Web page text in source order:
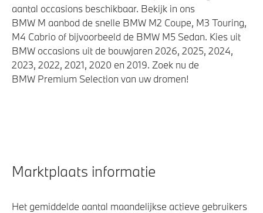
aantal occasions beschikbaar. Bekijk in ons
BMW M aanbod de snelle BMW M2 Coupe, M3 Touring,
M4 Cabrio of bijvoorbeeld de BMW M5 Sedan. Kies uit
BMW occasions uit de bouwjaren 2026, 2025, 2024,
2023, 2022, 2021, 2020 en 2019. Zoek nu de
BMW Premium Selection van uw dromen!
Marktplaats informatie
Het gemiddelde aantal maandelijkse actieve gebruikers